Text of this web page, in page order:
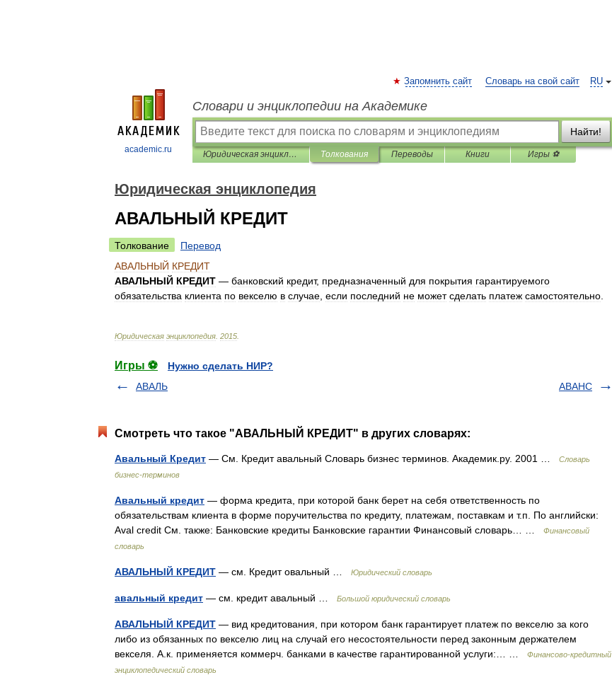
academic.ru
RU
Запомнить сайт Словарь на свой сайт
Словари и энциклопедии на Академике
Найти!
Юридическая энциклопедия Толкования Переводы Книги Игры ⚽
Юридическая энциклопедия
АВАЛЬНЫЙ КРЕДИТ
Толкование
Перевод
АВАЛЬНЫЙ КРЕДИТ
АВАЛЬНЫЙ КРЕДИТ — банковский кредит, предназначенный для покрытия гарантируемого
обязательства клиента по векселю в случае если последний не может сделать платеж самостоятельно
Юридическая энциклопедия 2015
Игры ⚽
Нужно сделать НИР?
АВАЛЬ
АВАНС
Смотреть что такое "АВАЛЬНЫЙ КРЕДИТ" в других словарях:
Авальный Кредит — См. Кредит авальный Словарь бизнес терминов. Академик.ру. 2001 …
Словарь
бизнес-терминов
Авальный кредит — форма кредита, при которой банк берет на себя ответственность по
обязательствам клиента в форме поручительства по кредиту, платежам, поставкам и т.п. По английски:
Aval credit См. также: Банковские кредиты Банковские гарантии Финансовый словарь… …
Финансовый
словарь
АВАЛЬНЫЙ КРЕДИТ — см. Кредит овальный … Юридический словарь
авальный кредит — см. кредит авальный … Большой юридический словарь
АВАЛЬНЫЙ КРЕДИТ — вид кредитования, при котором банк гарантирует платеж по векселю за кого
либо из обязанных по векселю лиц на случай его несостоятельности перед законным держателем
векселя. А.к. применяется коммерч. банками в качестве гарантированной услуги:… …
Финансово-кредитный
энциклопедический словарь